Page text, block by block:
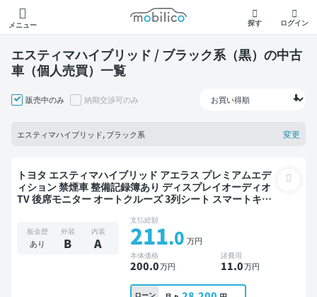
メニュー
モビリコ
探す ログイン
エスティマハイブリッド / ブラック系（黒）の中古
車（個人売買）一覧
販売中のみ 納期交渉可のみ
エスティマハイブリッド, ブラック系 変更
トヨタ エスティマハイブリッド アエラス プレミアムエデ
ィション 禁煙車 整備記録簿あり ディスプレイオーディオ
TV 後席モニター オートクルーズ 3列シート スマートキー
板金歴
あり
外装
B
内装
A
支払総額
211.0 万円
本体価格
200.0万円
諸費用
11.0万円
ローン